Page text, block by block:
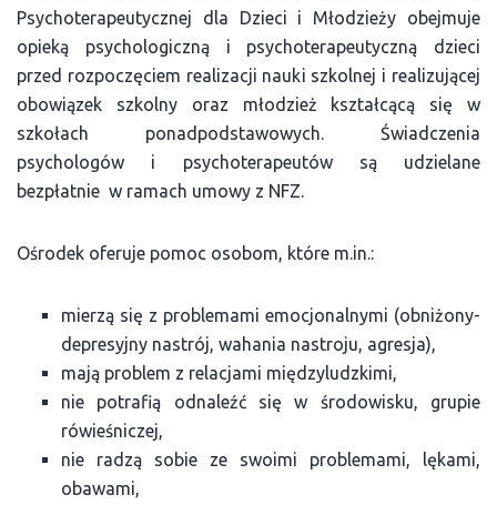
Psychoterapeutycznej dla Dzieci i Młodzieży obejmuje
opieką psychologiczną i psychoterapeutyczną dzieci
przed rozpoczęciem realizacji nauki szkolnej i realizującej
obowiązek szkolny oraz młodzież kształcącą się w
szkołach ponadpodstawowych. Świadczenia
psychologów i psychoterapeutów są udzielane
bezpłatnie w ramach umowy z NFZ.
Ośrodek oferuje pomoc osobom, które m.in.:
mierzą się z problemami emocjonalnymi (obniżony-
depresyjny nastrój, wahania nastroju, agresja),
mają problem z relacjami międzyludzkimi,
nie potrafią odnaleźć się w środowisku, grupie
rówieśniczej,
nie radzą sobie ze swoimi problemami, lękami,
obawami,